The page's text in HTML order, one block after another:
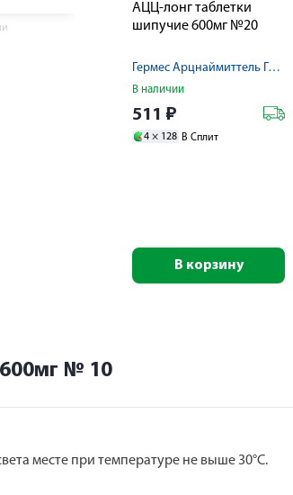
АЦЦ-лонг таблетки
шипучие 600мг №20
Гермес Арцнаймиттель ГмбХ/Салютас Фарма,ГмбХ
В наличии
511 ₽
4 × 128 В Сплит
В корзину
№ 10
месте при температуре не выше 30°С.